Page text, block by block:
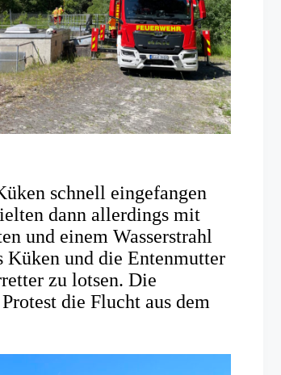
schnell eingefangen
dann allerdings mit
und einem Wasserstrahl
Küken und die Entenmutter
zu lotsen. Die
die Flucht aus dem